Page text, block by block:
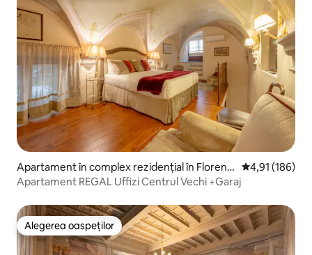
Apartament în complex rezidențial în Florenț
a
Scor mediu
4,91 (186)
Apartament REGAL Uffizi Centrul Vechi +Garaj
Alegerea oaspeților
Alegerea oaspeților